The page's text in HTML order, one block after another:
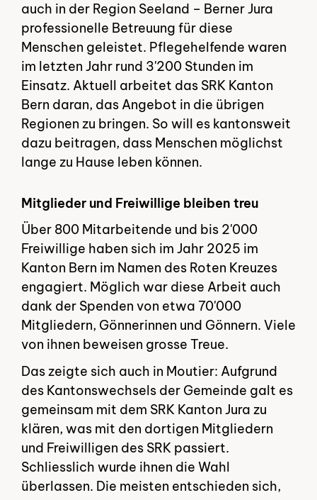
auch in der Region Seeland – Berner Jura
professionelle Betreuung für diese
Menschen geleistet. Pflegehelfende waren
im letzten Jahr rund 3'200 Stunden im
Einsatz. Aktuell arbeitet das SRK Kanton
Bern daran, das Angebot in die übrigen
Regionen zu bringen. So will es kantonsweit
dazu beitragen, dass Menschen möglichst
lange zu Hause leben können.
Mitglieder und Freiwillige bleiben treu
Über 800 Mitarbeitende und bis 2'000
Freiwillige haben sich im Jahr 2025 im
Kanton Bern im Namen des Roten Kreuzes
engagiert. Möglich war diese Arbeit auch
dank der Spenden von etwa 70'000
Mitgliedern, Gönnerinnen und Gönnern. Viele
von ihnen beweisen grosse Treue.
Das zeigte sich auch in Moutier: Aufgrund
des Kantonswechsels der Gemeinde galt es
gemeinsam mit dem SRK Kanton Jura zu
klären, was mit den dortigen Mitgliedern
und Freiwilligen des SRK passiert.
Schliesslich wurde ihnen die Wahl
überlassen. Die meisten entschieden sich,